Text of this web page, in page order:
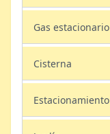
Gas estacionario
Cisterna
Estacionamiento